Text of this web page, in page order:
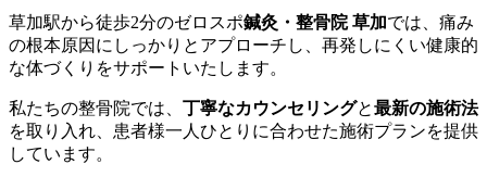
草加駅から徒歩2分のゼロスポ鍼灸・整骨院 草加では、痛み
の根本原因にしっかりとアプローチし、再発しにくい健康的
な体づくりをサポートいたします。
私たちの整骨院では、 丁寧なカウンセリングと最新の施術法
を取り入れ、患者様一人ひとりに合わせた施術プランを提供
しています。